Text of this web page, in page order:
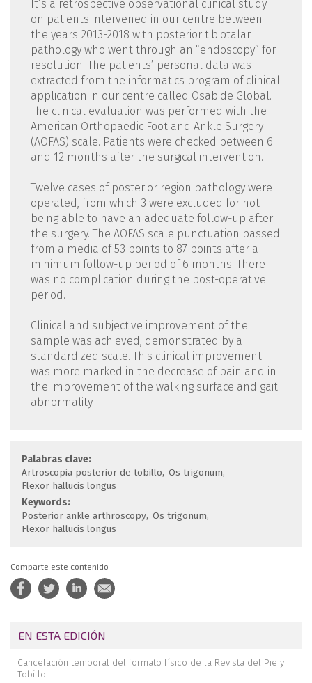
It’s a retrospective observational clinical study
on patients intervened in our centre between
the years 2013-2018 with posterior tibiotalar
pathology who went through an “endoscopy” for
resolution. The patients’ personal data was
extracted from the informatics program of clinical
application in our centre called Osabide Global.
The clinical evaluation was performed with the
American Orthopaedic Foot and Ankle Surgery
(AOFAS) scale. Patients were checked between 6
and 12 months after the surgical intervention.
Twelve cases of posterior region pathology were
operated, from which 3 were excluded for not
being able to have an adequate follow-up after
the surgery. The AOFAS scale punctuation passed
from a media of 53 points to 87 points after a
minimum follow-up period of 6 months. There
was no complication during the post-operative
period.
Clinical and subjective improvement of the
sample was achieved, demonstrated by a
standardized scale. This clinical improvement
was more marked in the decrease of pain and in
the improvement of the walking surface and gait
abnormality.
Palabras clave:
Artroscopia posterior de tobillo Os trigonum
Flexor hallucis longus
Keywords:
Posterior ankle arthroscopy Os trigonum
Flexor hallucis longus
Comparte este contenido
EN ESTA EDICIÓN
Cancelación temporal del formato físico de la Revista del Pie y
Tobillo